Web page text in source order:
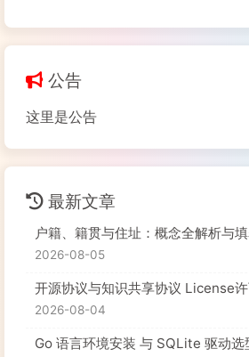
公告
这里是公告
最新文章
户籍、籍贯与住址：概念全解析与
2026-08-05
开源协议与知识共享协议 License
2026-08-04
Go 语言环境安装 与 SQLite 驱动选